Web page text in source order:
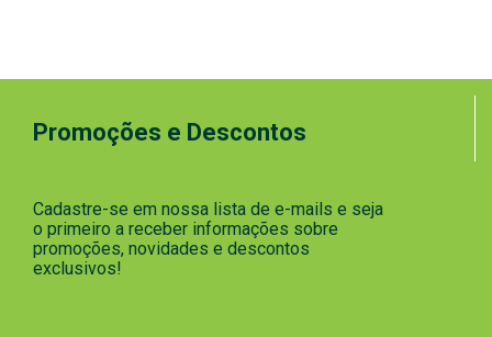
Promoções e Descontos
Cadastre-se em nossa lista de e-mails e seja
o primeiro a receber informações sobre
promoções, novidades e descontos
exclusivos!